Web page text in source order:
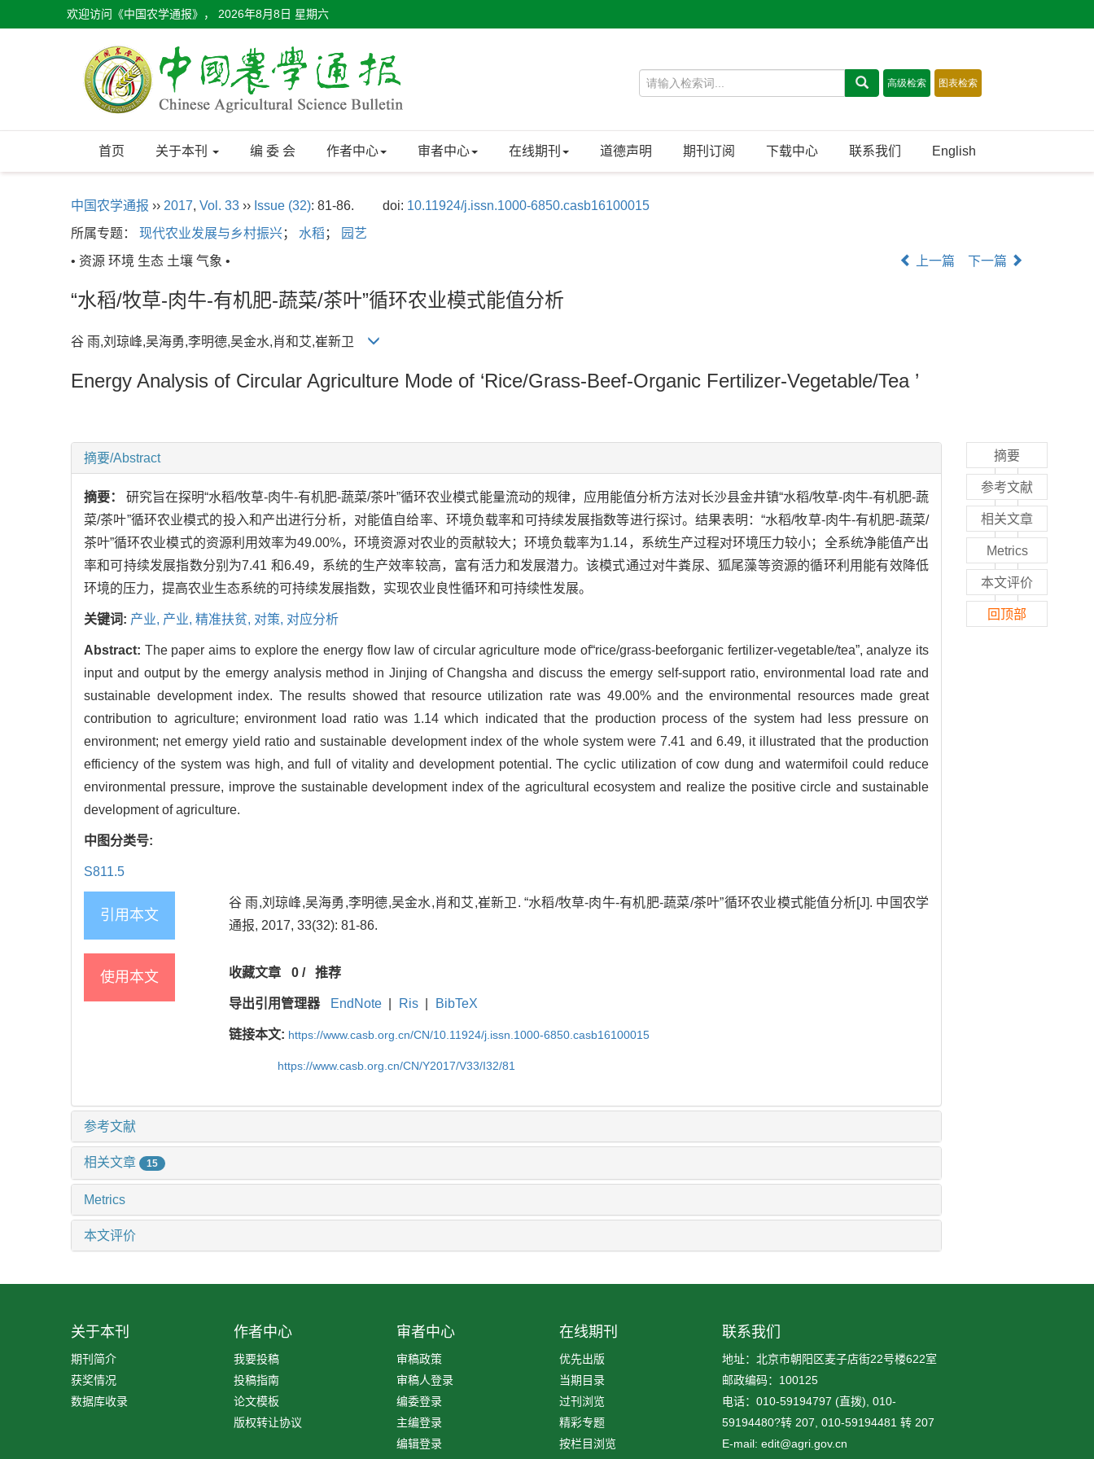
欢迎访问《中国农学通报》， 2026年8月8日 星期六
首页 关于本刊 编 委 会 作者中心 审者中心 在线期刊 道德声明 期刊订阅 下载中心 联系我们 English
中国农学通报 ›› 2017, Vol. 33 ›› Issue (32): 81-86. doi: 10.11924/j.issn.1000-6850.casb16100015
所属专题： 现代农业发展与乡村振兴； 水稻 ；
园艺
• 资源 环境 生态 土壤 气象 •
上一篇 下一篇
“水稻/牧草-肉牛-有机肥-蔬菜/茶叶”循环农业模式能值分析
谷 雨,刘琼峰,吴海勇,李明德,吴金水,肖和艾,崔新卫
Energy Analysis of Circular Agriculture Mode of ‘Rice/Grass-Beef-Organic Fertilizer-Vegetable/Tea ’
摘要/Abstract
摘要：研究旨在探明“水稻/牧草-肉牛-有机肥-蔬菜/茶叶”循环农业模式能量流动的规律，应用能值分析方法对长沙县金井镇“水稻/牧草-肉牛-有机肥-蔬
菜/茶叶”循环农业模式的投入和产出进行分析，对能值自给率、环境负载率和可持续发展指数等进行探讨。结果表明：“水稻/牧草-肉牛-有机肥-蔬菜/
茶叶”循环农业模式的资源利用效率为49.00%，环境资源对农业的贡献较大；环境负载率为1.14，系统生产过程对环境压力较小；全系统净能值产出
率和可持续发展指数分别为7.41 和6.49，系统的生产效率较高，富有活力和发展潜力。该模式通过对牛粪尿、狐尾藻等资源的循环利用能有效降低
环境的压力，提高农业生态系统的可持续发展指数，实现农业良性循环和可持续性发展。
关键词: 产业, 产业, 精准扶贫, 对策, 对应分析
Abstract: The paper aims to explore the energy flow law of circular agriculture mode of“rice/grass-beeforganic fertilizer-vegetable/tea”, analyze its
input and output by the emergy analysis method in Jinjing of Changsha and discuss the emergy self-support ratio, environmental load rate and
sustainable development index. The results showed that resource utilization rate was 49.00% and the environmental resources made great
contribution to agriculture; environment load ratio was 1.14 which indicated that the production process of the system had less pressure on
environment; net emergy yield ratio and sustainable development index of the whole system were 7.41 and 6.49, it illustrated that the production
efficiency of the system was high, and full of vitality and development potential. The cyclic utilization of cow dung and watermifoil could reduce
environmental pressure, improve the sustainable development index of the agricultural ecosystem and realize the positive circle and sustainable
development of agriculture.
中图分类号:
S811.5
引用本文
谷 雨,刘琼峰,吴海勇,李明德,吴金水,肖和艾,崔新卫. “水稻/牧草-肉牛-有机肥-蔬菜/茶叶”循环农业模式能值分析[J]. 中国农学
通报, 2017, 33(32): 81-86.
使用本文 收藏文章 0/ 推荐
导出引用管理器 EndNote Ris BibTeX
链接本文: https://www.casb.org.cn/CN/10.11924/j.issn.1000-6850.casb16100015
https://www.casb.org.cn/CN/Y2017/V33/I32/81
参考文献
相关文章 15
Metrics
本文评价
摘要
参考文献
相关文章
Metrics
本文评价
回顶部
关于本刊
期刊简介
获奖情况
数据库收录
作者中心
我要投稿
投稿指南
论文模板
版权转让协议
审者中心
审稿政策
审稿人登录
编委登录
主编登录
编辑登录
在线期刊
优先出版
当期目录
过刊浏览
精彩专题
按栏目浏览
联系我们
地址：北京市朝阳区麦子店街22号楼622室
邮政编码：100125
电话：010-59194797 (直拨), 010-
59194480?转 207, 010-59194481 转 207
E-mail: edit@agri.gov.cn